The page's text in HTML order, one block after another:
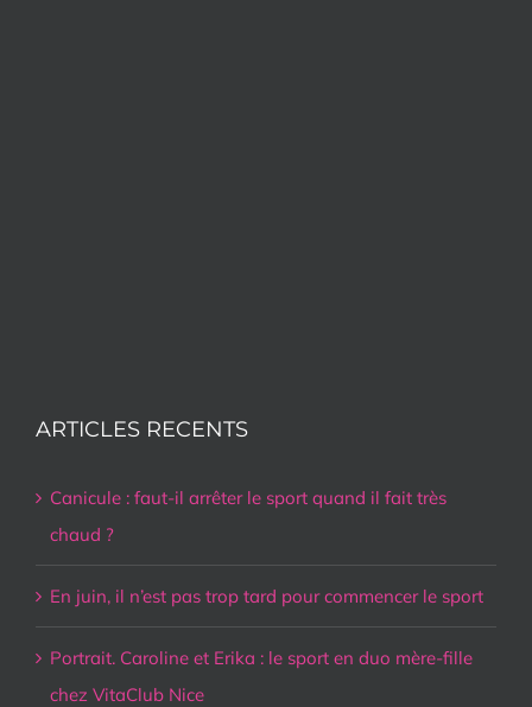
ARTICLES RECENTS
Canicule : faut-il arrêter le sport quand il fait très
chaud ?
En juin, il n’est pas trop tard pour commencer le sport
Portrait. Caroline et Erika : le sport en duo mère-fille
chez VitaClub Nice